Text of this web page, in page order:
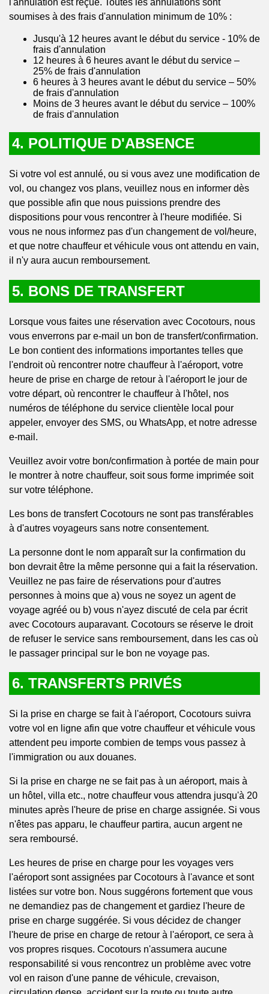
l'annulation est reçue. Toutes les annulations sont
soumises à des frais d'annulation minimum de 10% :
Jusqu'à 12 heures avant le début du service - 10% de
frais d'annulation
12 heures à 6 heures avant le début du service –
25% de frais d'annulation
6 heures à 3 heures avant le début du service – 50%
de frais d'annulation
Moins de 3 heures avant le début du service – 100%
de frais d'annulation
4. POLITIQUE D'ABSENCE
Si votre vol est annulé, ou si vous avez une modification de
vol, ou changez vos plans, veuillez nous en informer dès
que possible afin que nous puissions prendre des
dispositions pour vous rencontrer à l'heure modifiée. Si
vous ne nous informez pas d'un changement de vol/heure,
et que notre chauffeur et véhicule vous ont attendu en vain,
il n'y aura aucun remboursement.
5. BONS DE TRANSFERT
Lorsque vous faites une réservation avec Cocotours, nous
vous enverrons par e-mail un bon de transfert/confirmation.
Le bon contient des informations importantes telles que
l'endroit où rencontrer notre chauffeur à l'aéroport, votre
heure de prise en charge de retour à l'aéroport le jour de
votre départ, où rencontrer le chauffeur à l'hôtel, nos
numéros de téléphone du service clientèle local pour
appeler, envoyer des SMS, ou WhatsApp, et notre adresse
e-mail.
Veuillez avoir votre bon/confirmation à portée de main pour
le montrer à notre chauffeur, soit sous forme imprimée soit
sur votre téléphone.
Les bons de transfert Cocotours ne sont pas transférables
à d'autres voyageurs sans notre consentement.
La personne dont le nom apparaît sur la confirmation du
bon devrait être la même personne qui a fait la réservation.
Veuillez ne pas faire de réservations pour d'autres
personnes à moins que a) vous ne soyez un agent de
voyage agréé ou b) vous n'ayez discuté de cela par écrit
avec Cocotours auparavant. Cocotours se réserve le droit
de refuser le service sans remboursement, dans les cas où
le passager principal sur le bon ne voyage pas.
6. TRANSFERTS PRIVÉS
Si la prise en charge se fait à l'aéroport, Cocotours suivra
votre vol en ligne afin que votre chauffeur et véhicule vous
attendent peu importe combien de temps vous passez à
l'immigration ou aux douanes.
Si la prise en charge ne se fait pas à un aéroport, mais à
un hôtel, villa etc., notre chauffeur vous attendra jusqu'à 20
minutes après l'heure de prise en charge assignée. Si vous
n'êtes pas apparu, le chauffeur partira, aucun argent ne
sera remboursé.
Les heures de prise en charge pour les voyages vers
l'aéroport sont assignées par Cocotours à l'avance et sont
listées sur votre bon. Nous suggérons fortement que vous
ne demandiez pas de changement et gardiez l'heure de
prise en charge suggérée. Si vous décidez de changer
l'heure de prise en charge de retour à l'aéroport, ce sera à
vos propres risques. Cocotours n'assumera aucune
responsabilité si vous rencontrez un problème avec votre
vol en raison d'une panne de véhicule, crevaison,